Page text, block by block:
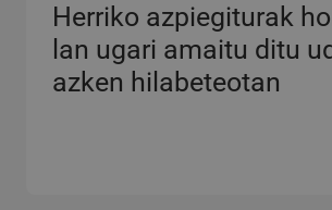
Herriko azpiegiturak
lan ugari amaitu ditu
azken hilabeteotan